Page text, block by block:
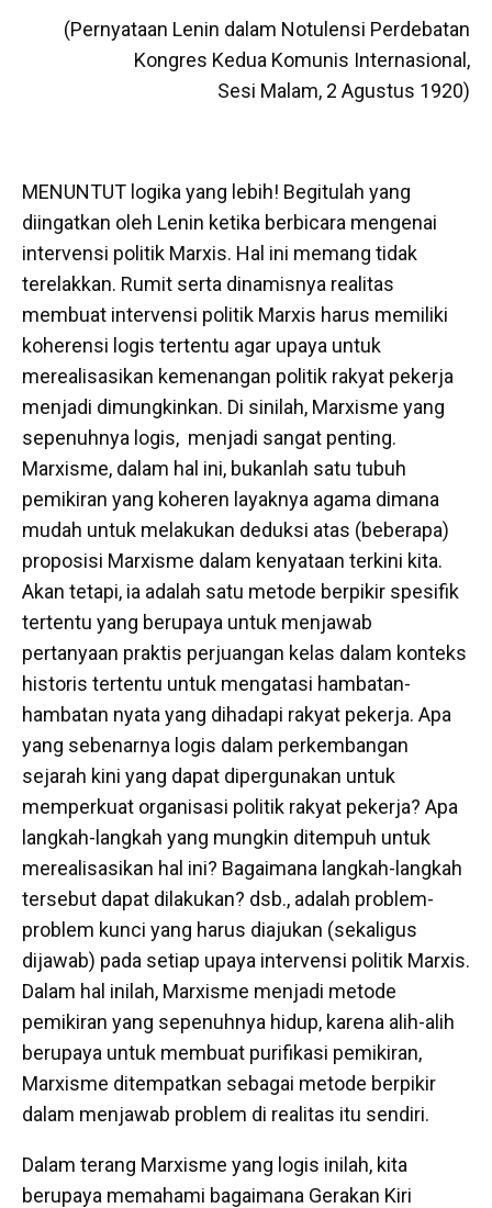
(Pernyataan Lenin dalam Notulensi Perdebatan
Kongres Kedua Komunis Internasional,
Sesi Malam, 2 Agustus 1920)
MENUNTUT logika yang lebih! Begitulah yang
diingatkan oleh Lenin ketika berbicara mengenai
intervensi politik Marxis. Hal ini memang tidak
terelakkan. Rumit serta dinamisnya realitas
membuat intervensi politik Marxis harus memiliki
koherensi logis tertentu agar upaya untuk
merealisasikan kemenangan politik rakyat pekerja
menjadi dimungkinkan. Di sinilah, Marxisme yang
sepenuhnya logis, menjadi sangat penting.
Marxisme, dalam hal ini, bukanlah satu tubuh
pemikiran yang koheren layaknya agama dimana
mudah untuk melakukan deduksi atas (beberapa)
proposisi Marxisme dalam kenyataan terkini kita.
Akan tetapi, ia adalah satu metode berpikir spesifik
tertentu yang berupaya untuk menjawab
pertanyaan praktis perjuangan kelas dalam konteks
historis tertentu untuk mengatasi hambatan-
hambatan nyata yang dihadapi rakyat pekerja. Apa
yang sebenarnya logis dalam perkembangan
sejarah kini yang dapat dipergunakan untuk
memperkuat organisasi politik rakyat pekerja? Apa
langkah-langkah yang mungkin ditempuh untuk
merealisasikan hal ini? Bagaimana langkah-langkah
tersebut dapat dilakukan? dsb., adalah problem-
problem kunci yang harus diajukan (sekaligus
dijawab) pada setiap upaya intervensi politik Marxis.
Dalam hal inilah, Marxisme menjadi metode
pemikiran yang sepenuhnya hidup, karena alih-alih
berupaya untuk membuat purifikasi pemikiran,
Marxisme ditempatkan sebagai metode berpikir
dalam menjawab problem di realitas itu sendiri.
Dalam terang Marxisme yang logis inilah, kita
berupaya memahami bagaimana Gerakan Kiri